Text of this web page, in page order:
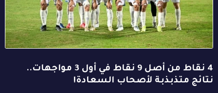
4 نقاط من أصل 9 نقاط في أول 3 مواجهات..
نتائج متذبذبة لأصحاب السعادة!